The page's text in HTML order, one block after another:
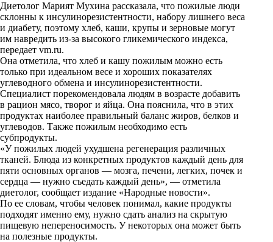
i
t
t
e
r
n
o
k
l
a
s
s
n
i
k
i
l
e
g
r
a
m
p
y
L
i
n
k
Диетолог Марият Мухина рассказала, что пожилые люди
склонны к инсулинорезистентности, набору лишнего веса
и диабету, поэтому хлеб, каши, крупы и зерновые могут
им навредить из-за высокого гликемического индекса,
передает vm.ru.
Она отметила, что хлеб и кашу пожилым можно есть
только при идеальном весе и хороших показателях
углеводного обмена и инсулинорезистентности.
Специалист порекомендовала людям в возрасте добавить
в рацион мясо, творог и яйца. Она пояснила, что в этих
продуктах наиболее правильный баланс жиров, белков и
углеводов. Также пожилым необходимо есть
субпродукты.
«У пожилых людей ухудшена регенерация различных
тканей. Блюда из конкретных продуктов каждый день для
пяти основных органов — мозга, печени, легких, почек и
сердца — нужно съедать каждый день», — отметила
диетолог, сообщает издание «Народные новости».
По ее словам, чтобы человек понимал, какие продукты
подходят именно ему, нужно сдать анализ на скрытую
пищевую непереносимость. У некоторых она может быть
на полезные продукты.